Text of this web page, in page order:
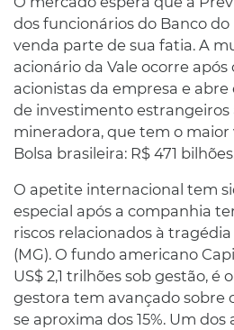
dos funcionários do Banco
venda parte de sua fatia. A
acionário da Vale ocorre
acionistas da empresa e
de investimento estrangeiros
mineradora, que tem o
Bolsa brasileira: R$ 471
O apetite internacional tem
especial após a companhia
riscos relacionados à
(MG). O fundo americano
US$ 2,1 trilhões sob gestão, é
gestora tem avançado sobre
se aproxima dos 15%. Um